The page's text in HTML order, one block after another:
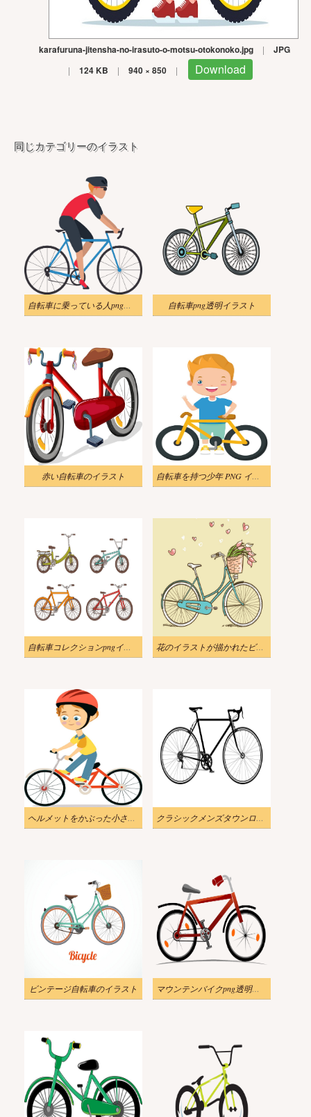
karafuruna-jitensha-no-irasuto-o-motsu-otokonoko.jpg | JPG
| 124 KB | 940 × 850 | Download
同じカテゴリーのイラスト
自転車に乗っている人png透明イラスト 自転車png透明イラスト
赤い自転車のイラスト 自転車を持つ少年 PNG イラスト
自転車コレクションpngイラスト 花のイラストが描かれたビンテージ自転車
ヘルメットをかぶった小さな男の子が自転車に乗ってPNGイラスト クラシックメンズタウンロードバイクPNGイラスト
ビンテージ自転車のイラスト マウンテンバイクpng透明イラスト